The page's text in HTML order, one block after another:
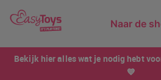
Naar de
Bekijk hier alles wat je nodig hebt
💙